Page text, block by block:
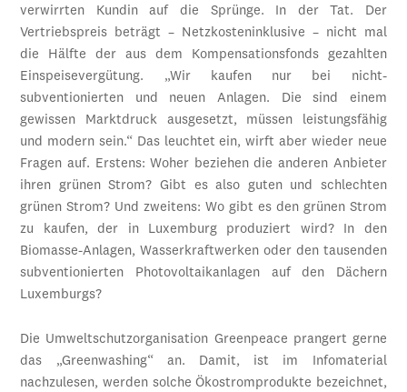
verwirrten Kundin auf die Sprünge. In der Tat. Der
Vertriebspreis beträgt – Netzkosteninklusive – nicht mal
die Hälfte der aus dem Kompensationsfonds gezahlten
Einspeisevergütung. „Wir kaufen nur bei nicht-
subventionierten und neuen Anlagen. Die sind einem
gewissen Marktdruck ausgesetzt, müssen leistungsfähig
und modern sein.“ Das leuchtet ein, wirft aber wieder neue
Fragen auf. Erstens: Woher beziehen die anderen Anbieter
ihren grünen Strom? Gibt es also guten und schlechten
grünen Strom? Und zweitens: Wo gibt es den grünen Strom
zu kaufen, der in Luxemburg produziert wird? In den
Biomasse-Anlagen, Wasserkraftwerken oder den tausenden
subventionierten Photovoltaikanlagen auf den Dächern
Luxemburgs?
Die Umweltschutzorganisation Green­peace prangert gerne
das „Greenwashing“ an. Damit, ist im Infomaterial
nachzulesen, werden solche Ökostromprodukte bezeichnet,